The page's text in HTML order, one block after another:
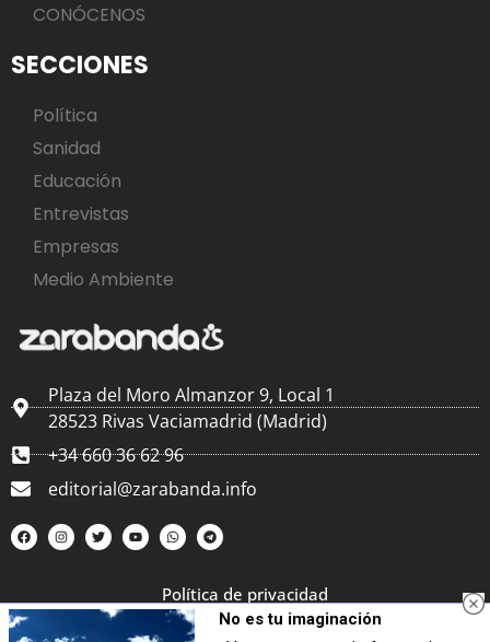
CONÓCENOS
SECCIONES
Política
Sanidad
Educación
Entrevistas
Empresas
Medio Ambiente
Plaza del Moro Almanzor 9, Local 1
28523 Rivas Vaciamadrid (Madrid)
+34 660 36 62 96
editorial@zarabanda.info
Política de privacidad
No es tu imaginación